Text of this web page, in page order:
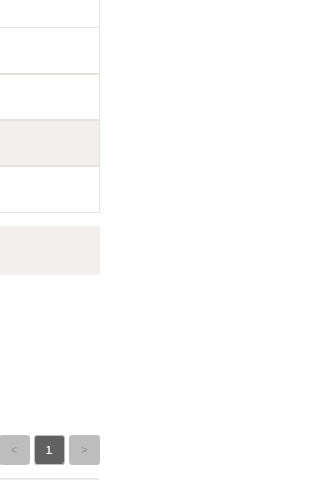
< 1 >